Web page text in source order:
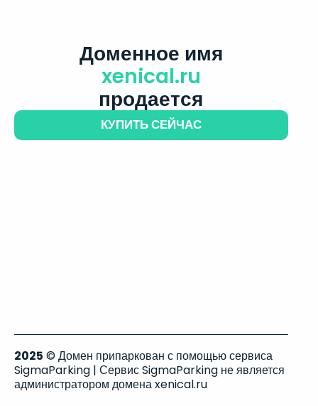
Доменное имя
xenical.ru
продается
КУПИТЬ СЕЙЧАС
2025 © Домен припаркован с помощью сервиса
SigmaParking | Сервис SigmaParking не является
администратором домена xenical.ru